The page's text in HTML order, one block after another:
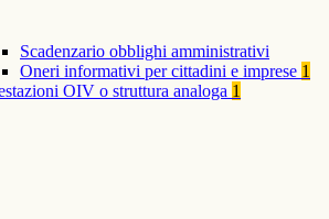
Scadenzario obblighi amministrativi
Oneri informativi per cittadini e imprese 1
OIV o struttura analoga 1